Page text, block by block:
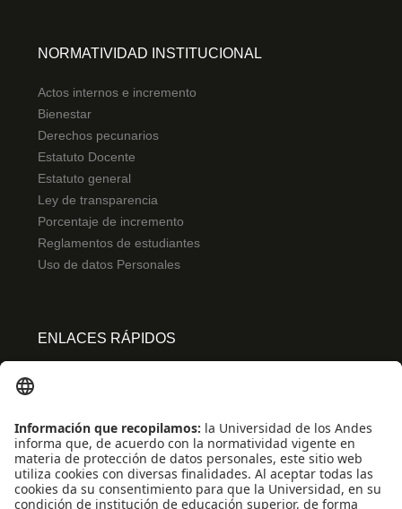
NORMATIVIDAD INSTITUCIONAL
Actos internos e incremento
Bienestar
Derechos pecunarios
Estatuto Docente
Estatuto general
Ley de transparencia
Porcentaje de incremento
Reglamentos de estudiantes
Uso de datos Personales
ENLACES RÁPIDOS
Convivencia y transparencia
Emergencias: Extensión 0000
Eventos destacados
Mapa del Sitio